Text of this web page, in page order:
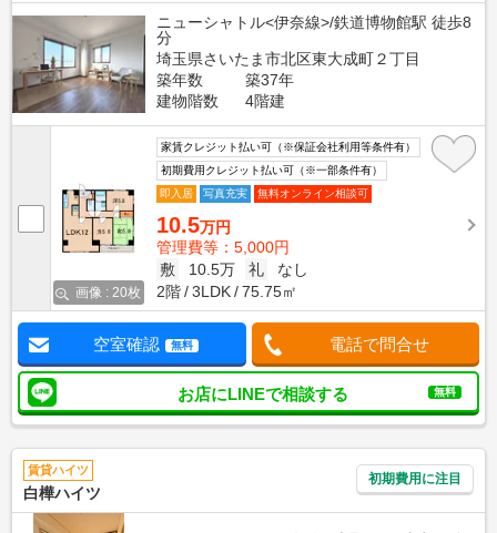
ニューシャトル<伊奈線>/鉄道博物館駅 徒歩8
分
埼玉県さいたま市北区東大成町２丁目
築年数
築37年
建物階数
4階建
画像 : 20枚
家賃クレジット払い可（※保証会社利用等条件有）
初期費用クレジット払い可（※一部条件有）
即入居
写真充実 無料オンライン相談可
10.5万円
管理費等：5,000円
敷
10.5万 礼
なし
2階
3LDK 75.75㎡
空室確認 無料 電話で問合せ
お店にLINEで相談する 無料
賃貸ハイツ
白樺ハイツ
初期費用に注目